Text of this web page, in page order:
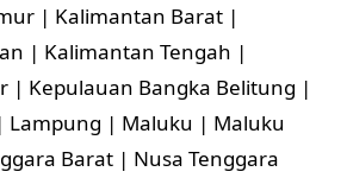
| Kalimantan Barat |
| Kalimantan Tengah |
| Kepulauan Bangka Belitung |
Lampung | Maluku | Maluku
Barat | Nusa Tenggara